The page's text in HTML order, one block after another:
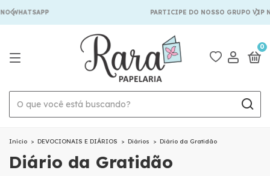
WHATSAPP PARTICIPE DO NOSSO GRUPO VIP
0
Início > DEVOCIONAIS E DIÁRIOS > Diários > Diário da Gratidão
Diário da Gratidão